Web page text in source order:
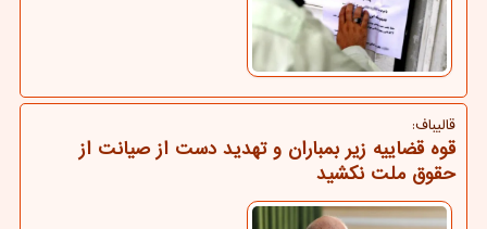
قالیباف:
قوه قضاییه زیر بمباران و تهدید دست از صیانت از
حقوق ملت نکشید